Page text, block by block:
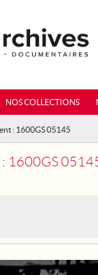
NOS COLLECTIONS
: 1600GS 05145
1600GS